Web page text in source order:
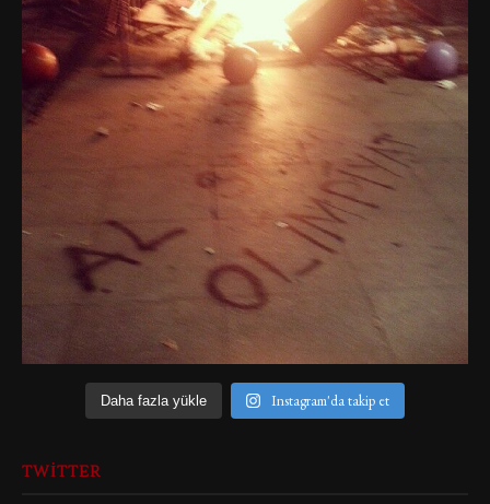
Daha fazla yükle Instagram'da takip et
TWITTER